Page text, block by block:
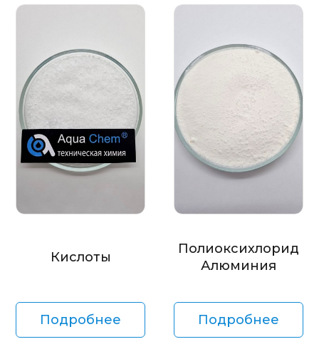
Кислоты
Подробнее
Полиоксихлорид
Алюминия
Подробнее